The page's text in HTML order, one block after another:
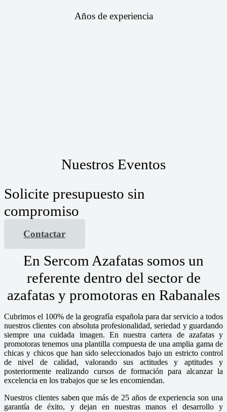
Años de experiencia
Nuestros Eventos
Solicite presupuesto sin
compromiso
Contactar
En Sercom Azafatas somos un
referente dentro del sector de
azafatas y promotoras en Rabanales
Cubrimos el 100% de la geografía española para dar servicio a todos
nuestros clientes con absoluta profesionalidad, seriedad y guardando
siempre una cuidada imagen. En nuestra cartera de azafatas y
promotoras tenemos una plantilla compuesta de una amplia gama de
chicas y chicos que han sido seleccionados bajo un estricto control
de nivel de calidad, valorando sus actitudes y aptitudes y
posteriormente realizando cursos de formación para alcanzar la
excelencia en los trabajos que se les encomiendan.
Nuestros clientes saben que más de 25 años de experiencia son una
garantía de éxito, y dejan en nuestras manos el desarrollo y